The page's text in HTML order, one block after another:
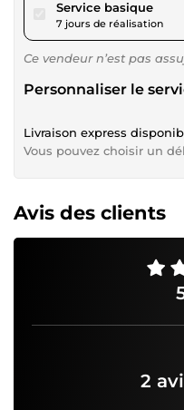
Service basiquepour
7 jours de réalisation
Ce vendeur n’est pas
Personnaliser le
Livraison express
Vous pouvez choisir un
Avis des clients
2